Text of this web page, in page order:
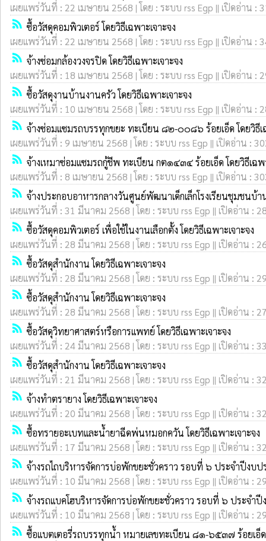
เผยแพร่วันที่ : 22 เมษายน 2568 | โดย : ระบบ rss Egp || เปิดอ่าน :
rss_feed ซื้อวัสดุคอมพิวเตอร์ โดยวิธีเฉพาะเจาะจง
เผยแพร่วันที่ : 22 เมษายน 2568 | โดย : ระบบ rss Egp || เปิดอ่าน :
rss_feed จ้างซ่อมกล้องวงจรปิด โดยวิธีเฉพาะเจาะจง
เผยแพร่วันที่ : 18 เมษายน 2568 | โดย : ระบบ rss Egp || เปิดอ่าน :
rss_feed ซื้อวัสดุงานบ้านงานครัว โดยวิธีเฉพาะเจาะจง
เผยแพร่วันที่ : 10 เมษายน 2568 | โดย : ระบบ rss Egp || เปิดอ่าน :
rss_feed จ้างซ่อมแซมรถบรรทุกขยะ ทะเบียน ๘๒-๐๐๘๖ ร้อยเอ็ด โดยวิธีเ
เผยแพร่วันที่ : 9 เมษายน 2568 | โดย : ระบบ rss Egp || เปิดอ่าน :
rss_feed จ้างเหมาซ่อมแซมรถกู้ชีพ ทะเบียน กต๑๔๓๔ ร้อยเอ็ด โดยวิธีเฉพ
เผยแพร่วันที่ : 8 เมษายน 2568 | โดย : ระบบ rss Egp || เปิดอ่าน :
rss_feed จ้างประกอบอาหารกลางวันศูนย์พัฒนาเด็กเล็กโรงเรียนชุมชนบ้
เผยแพร่วันที่ : 31 มีนาคม 2568 | โดย : ระบบ rss Egp || เปิดอ่าน :
rss_feed ซื้อวัสดุคอมพิวเตอร์ เพื่อใช้ในงานเลือกตั้ง โดยวิธีเฉพาะเจาะจง
เผยแพร่วันที่ : 28 มีนาคม 2568 | โดย : ระบบ rss Egp || เปิดอ่าน :
rss_feed ซื้อวัสดุสำนักงาน โดยวิธีเฉพาะเจาะจง
เผยแพร่วันที่ : 28 มีนาคม 2568 | โดย : ระบบ rss Egp || เปิดอ่าน :
rss_feed ซื้อวัสดุสำนักงาน โดยวิธีเฉพาะเจาะจง
เผยแพร่วันที่ : 28 มีนาคม 2568 | โดย : ระบบ rss Egp || เปิดอ่าน :
rss_feed ซื้อวัสดุวิทยาศาสตร์หรือการแพทย์ โดยวิธีเฉพาะเจาะจง
เผยแพร่วันที่ : 24 มีนาคม 2568 | โดย : ระบบ rss Egp || เปิดอ่าน :
rss_feed ซื้อวัสดุสำนักงาน โดยวิธีเฉพาะเจาะจง
เผยแพร่วันที่ : 21 มีนาคม 2568 | โดย : ระบบ rss Egp || เปิดอ่าน :
rss_feed จ้างทำตรายาง โดยวิธีเฉพาะเจาะจง
เผยแพร่วันที่ : 20 มีนาคม 2568 | โดย : ระบบ rss Egp || เปิดอ่าน :
rss_feed ซื้อทรายอะเบทและน้ำยาฉีดพ่นหมอกควัน โดยวิธีเฉพาะเจาะจง
เผยแพร่วันที่ : 17 มีนาคม 2568 | โดย : ระบบ rss Egp || เปิดอ่าน :
rss_feed จ้างรถไถบริหารจัดการบ่อพักขยะชั่วคราว รอบที่ ๖ ประจำปีงบ
เผยแพร่วันที่ : 10 มีนาคม 2568 | โดย : ระบบ rss Egp || เปิดอ่าน :
rss_feed จ้างรถแบคโฮบริหารจัดการบ่อพักขยะชั่วคราว รอบที่ ๖ ประจำ
เผยแพร่วันที่ : 10 มีนาคม 2568 | โดย : ระบบ rss Egp || เปิดอ่าน :
rss_feed ซื้อแบตเตอรี่รถบรรทุกน้ำ หมายเลขทะเบียน ๘๑-๖๕๓๗ ร้อยเอ็ด